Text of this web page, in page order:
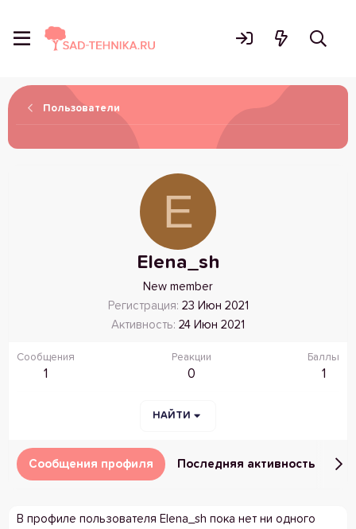
Пользователи
E
Elena_sh
New member
Регистрация 23 Июн 2021
Активность 24 Июн 2021
Сообщения
1
Реакции
0
Баллы
1
НАЙТИ
Сообщения профиля Последняя активность
В профиле пользователя Elena_sh пока нет ни одного